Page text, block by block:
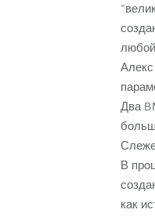
Два
В
как